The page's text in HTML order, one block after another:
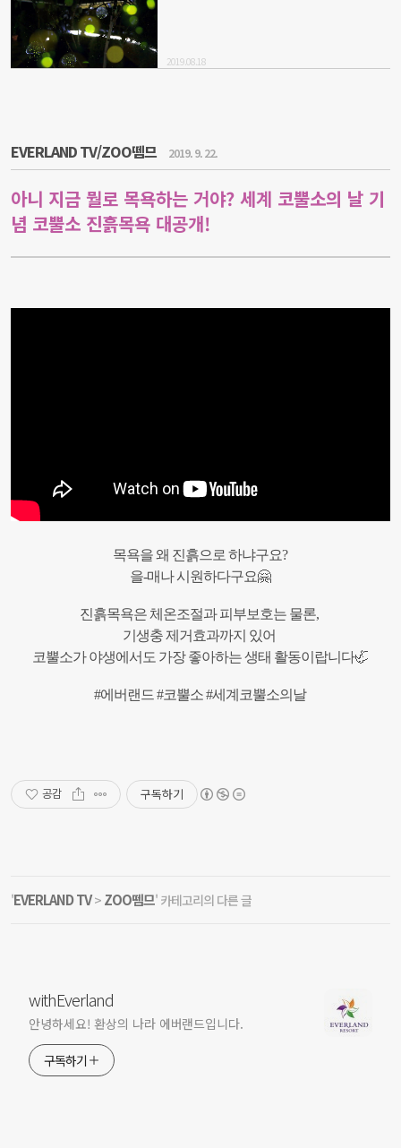
2019.08.18
EVERLAND TV/ZOO뗌므 2019. 9. 22.
아니 지금 뭘로 목욕하는 거야? 세계 코뿔소의 날 기
념 코뿔소 진흙목욕 대공개!
목욕을 왜 진흙으로 하냐구요?
을-매나시원하다구요🤗
진흙목욕은 체온조절과 피부보호는 물론,
기생충제거효과까지 있어
코뿔소가 야생에서도 가장 좋아하는 생태 활동이랍니다🦏
#에버랜드 #코뿔소#세계코뿔소의날
공감 구독하기
'EVERLAND TV> ZOO뗌므' 카테고리의 다른 글
withEverland
안녕하세요! 환상의 나라 에버랜드입니다.
구독하기